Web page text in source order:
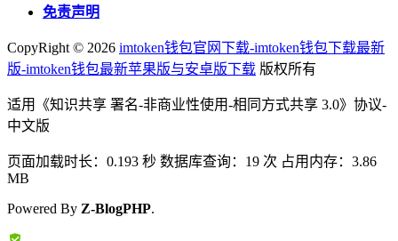
免责声明
CopyRight © 2026 imtoken钱包官网下载-imtoken钱包下载最新
版-imtoken钱包最新苹果版与安卓版下载 版权所有
适用《知识共享 署名-非商业性使用-相同方式共享 3.0》协议-
中文版
页面加载时长：0.193 秒 数据库查询：19 次 占用内存：3.86
MB
Powered By Z-BlogPHP.